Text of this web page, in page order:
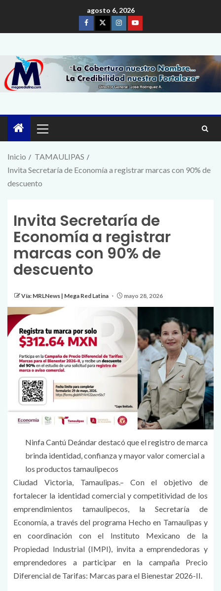
agosto 6, 2026
Inicio
TAMAULIPAS
Invita Secretaría de Economía a registrar marcas con 90% de
descuento
Invita Secretaría de
Economía a registrar
marcas con 90% de
descuento
Vía: MRLNews | Mega Red Latina mayo 28, 2026
Ninfa Cantú Deándar destacó que el registro de marca
brinda identidad, confianza y mayor valor comercial a
los productos tamaulipecos
Ciudad Victoria, Tamaulipas.– Con el objetivo de
fortalecer la identidad comercial y competitividad de los
emprendimientos tamaulipecos, la Secretaría de
Economía, a través del programa Hecho en Tamaulipas y
en coordinación con el Instituto Mexicano de la
Propiedad Industrial (IMPI), invita a emprendedoras y
emprendedores a participar en la campaña Precio
Diferencial de Tarifas: Marcas para el Bienestar 2026-II.